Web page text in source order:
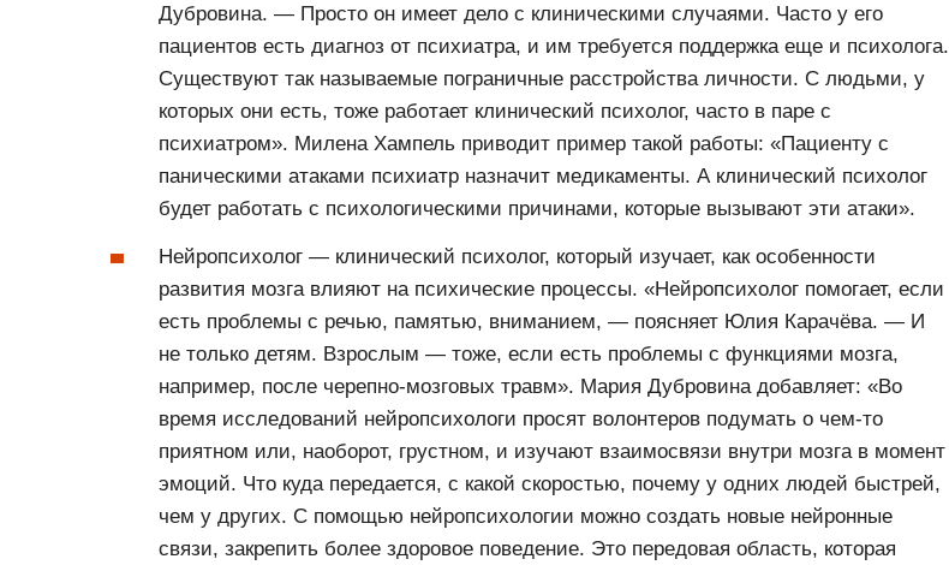
Дубровина. — Просто он имеет дело с клиническими случаями. Часто у его
пациентов есть диагноз от психиатра, и им требуется поддержка еще и психолога.
Существуют так называемые пограничные расстройства личности. С людьми, у
которых они есть, тоже работает клинический психолог, часто в паре с
психиатром». Милена Хампель приводит пример такой работы: «Пациенту с
паническими атаками психиатр назначит медикаменты. А клинический психолог
будет работать с психологическими причинами, которые вызывают эти атаки».
Нейропсихолог — клинический психолог, который изучает, как особенности
развития мозга влияют на психические процессы. «Нейропсихолог помогает, если
есть проблемы с речью, памятью, вниманием, — поясняет Юлия Карачёва. — И
не только детям. Взрослым — тоже, если есть проблемы с функциями мозга,
например, после черепно-мозговых травм». Мария Дубровина добавляет: «Во
время исследований нейропсихологи просят волонтеров подумать о чем-то
приятном или, наоборот, грустном, и изучают взаимосвязи внутри мозга в момент
эмоций. Что куда передается, с какой скоростью, почему у одних людей быстрей,
чем у других. С помощью нейропсихологии можно создать новые нейронные
связи, закрепить более здоровое поведение. Это передовая область, которая